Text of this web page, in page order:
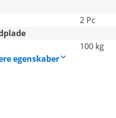
2 Pc
100 kg
egenskaber